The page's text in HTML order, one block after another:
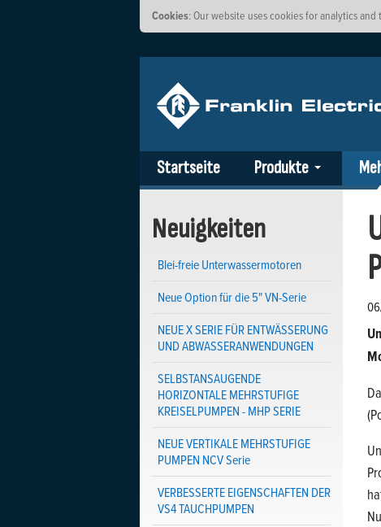
Cookies: Our website uses cookies for analytics
Startseite Produkte
Neuigkeiten
Blei-freie Unterwassermotoren
Neue Option für die 5" VN-Serie
NEUE X SERIE FÜR ENTWÄSSERUNG
UND ABWASSERANWENDUNGEN
SELBSTANSAUGENDE
HORIZONTALE MEHRSTUFIGE
KREISELPUMPEN - MHP SERIE
NEUE VERTIKALE MEHRSTUFIGE
PUMPEN NCV Serie
VERBESSERTE EIGENSCHAFTEN DER
VS4 TAUCHPUMPEN